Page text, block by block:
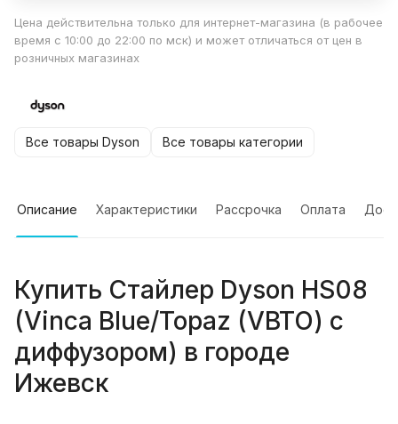
Цена действительна только для интернет-магазина (в рабочее
время с 10:00 до 22:00 по мск) и может отличаться от цен в
розничных магазинах
Все товары Dyson Все товары категории
Описание Характеристики Рассрочка Оплата
Купить Стайлер Dyson HS08
(Vinca Blue/Topaz (VBTO) c
диффузором) в городе
Ижевск